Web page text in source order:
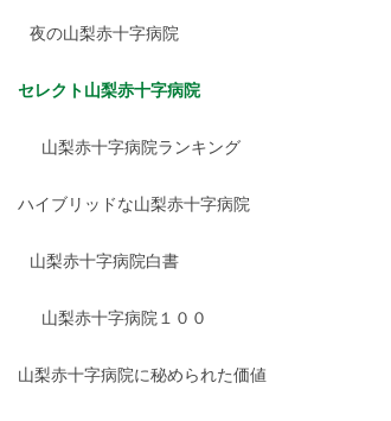
夜の山梨赤十字病院
セレクト山梨赤十字病院
山梨赤十字病院ランキング
ハイブリッドな山梨赤十字病院
山梨赤十字病院白書
山梨赤十字病院１００
山梨赤十字病院に秘められた価値